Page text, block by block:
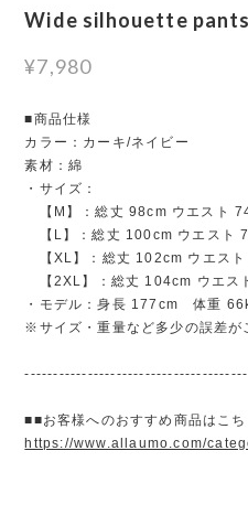
Wide silhouette pants
¥7,980
■商品仕様
カラー：カーキ/ネイビー
素材：綿
・サイズ：
【M】：総丈 98cm ウエスト
【L】：総丈 100cm ウエスト
【XL】：総丈 102cm ウエス
【2XL】：総丈 104cm ウエス
・モデル：身長 177cm 体重
※サイズ・重量など多少の誤差が
■■お客様へのおすすめ商品はこ
https://www.allaumo.com/